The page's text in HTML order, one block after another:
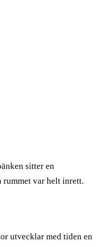
sitter en
rummet var helt inrett.
utvecklar med tiden en